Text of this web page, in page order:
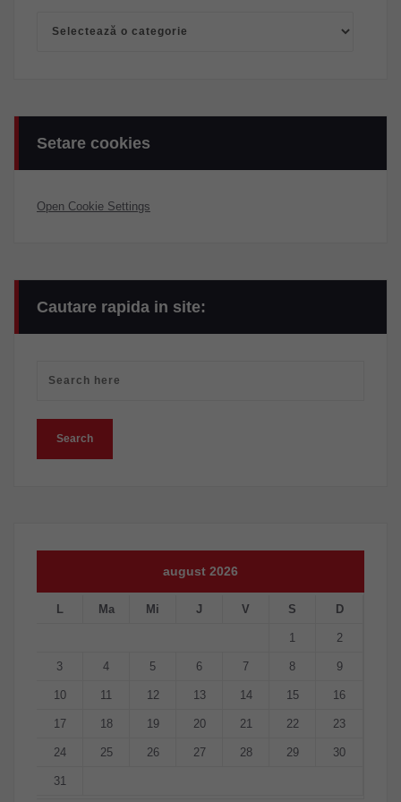
Setare cookies
Open Cookie Settings
Cautare rapida in site:
august 2026
L Ma Mi J V S D
1 2
3 4 5 6 7 8 9
10 11 12 13 14 15 16
17 18 19 20 21 22 23
24 25 26 27 28 29 30
31